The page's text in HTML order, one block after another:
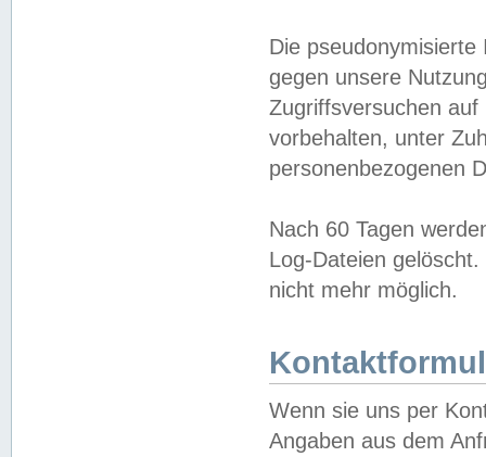
Die
gegen unsere
Zugriffsversuchen
vorbehalten, unter
personenbezogenen
Nach 60 Tagen
Log-Dateien
nicht mehr möglich.
Wenn sie uns per
Angaben aus dem